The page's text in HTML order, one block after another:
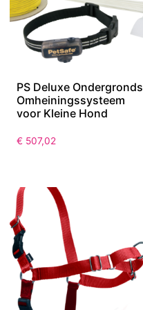
PS Deluxe Ondergronds
Omheiningssysteem
voor Kleine Hond
€ 507,02